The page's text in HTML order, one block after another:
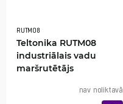
RUTM08
Teltonika RUTM08
industriālais vadu
maršrutētājs
nav noliktavā